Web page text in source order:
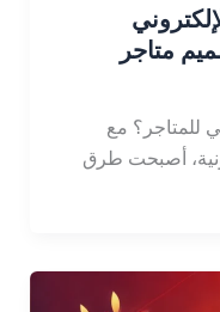
متاجر
مع
أصبحت طرق